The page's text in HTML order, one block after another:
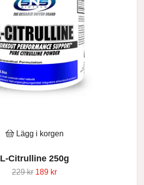
Lägg i korgen
L-Citrulline 250g
229 kr 189 kr